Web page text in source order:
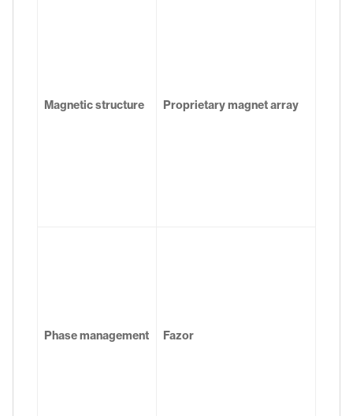
Magnetic structure Proprietary magnet array
Phase management Fazor